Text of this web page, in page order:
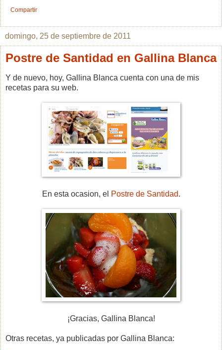
Compartir
domingo, 25 de septiembre de 2011
Postre de Santidad en Gallina Blanca
Y de nuevo, hoy, Gallina Blanca cuenta con una de mis
recetas para su web.
En esta ocasion, el Postre de Santidad.
¡Gracias, Gallina Blanca!
Otras recetas, ya publicadas por Gallina Blanca: